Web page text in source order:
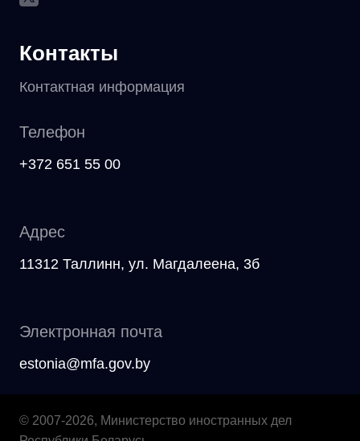
Контакты
Контактная информация
Телефон
+372 651 55 00
Адрес
11312 Таллинн, ул. Магдалеена, 3б
Электронная почта
estonia@mfa.gov.by
© 2007-2026, Министерство иностранных дел